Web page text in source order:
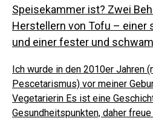
Speisekammer ist? Zwei
Herstellern von Tofu – einer
und einer fester und
Ich wurde in den 2010er Jahren
Pescetarismus) vor meiner
Vegetarierin Es ist eine
Gesundheitspunkten, daher